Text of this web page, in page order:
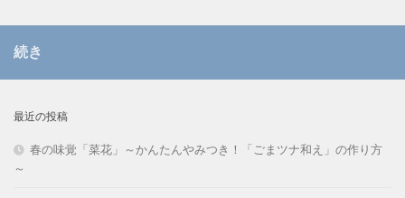
続き
最近の投稿
春の味覚「菜花」～かんたんやみつき！「ごまツナ和え」の作り方
～